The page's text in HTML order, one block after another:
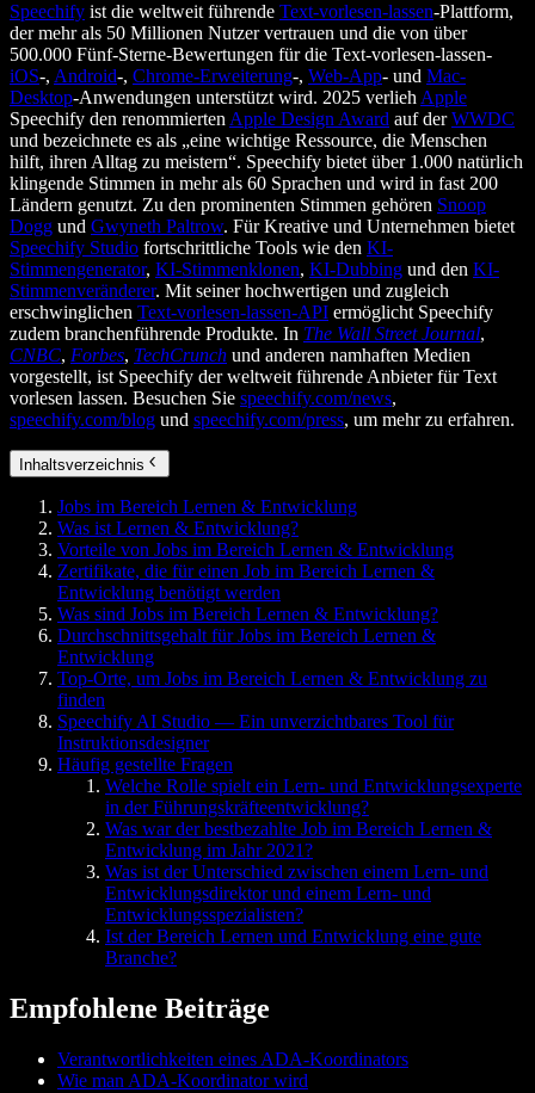
Speechify ist die weltweit führende Text-vorlesen-lassen-Plattform,
der mehr als 50 Millionen Nutzer vertrauen und die von über
500.000 Fünf-Sterne-Bewertungen für die Text-vorlesen-lassen-
iOS-, Android-, Chrome-Erweiterung-, Web-App- und Mac-
Desktop-Anwendungen unterstützt wird. 2025 verlieh Apple
Speechify den renommierten Apple Design Award auf derWWDC
und bezeichnete es als „eine wichtige Ressource, die Menschen
hilft, ihren Alltag zu meistern“. Speechify bietet über 1.000 natürlich
klingende Stimmen in mehr als 60 Sprachen und wird in fast 200
Ländern genutzt. Zu den prominenten Stimmen gehören Snoop
Dogg und Gwyneth Paltrow. Für Kreative und Unternehmen bietet
Speechify Studio fortschrittliche Tools wie den KI-
Stimmengenerator, KI-Stimmenklonen, KI-Dubbing und den KI-
Stimmenveränderer. Mit seiner hochwertigen und zugleich
erschwinglichen Text-vorlesen-lassen-API ermöglicht Speechify
zudem branchenführende Produkte. In The Wall Street Journal,
CNBC, Forbes, TechCrunch und anderen namhaften Medien
vorgestellt, ist Speechify der weltweit führende Anbieter für Text
vorlesen lassen. Besuchen Sie speechify.com/news,
speechify.com/blog und speechify.com/press, um mehr zu erfahren.
Inhaltsverzeichnis
Jobs im Bereich Lernen & Entwicklung
Was ist Lernen & Entwicklung?
Vorteile von Jobs im Bereich Lernen & Entwicklung
Zertifikate, die für einen Job im Bereich Lernen &
Entwicklung benötigt werden
Was sind Jobs im Bereich Lernen & Entwicklung?
Durchschnittsgehalt für Jobs im Bereich Lernen &
Entwicklung
Top-Orte, um Jobs im Bereich Lernen & Entwicklung zu
finden
Speechify AI Studio — Ein unverzichtbares Tool für
Instruktionsdesigner
Häufig gestellte Fragen
Welche Rolle spielt ein Lern- und Entwicklungsexperte
in der Führungskräfteentwicklung?
Was war der bestbezahlte Job im Bereich Lernen &
Entwicklung im Jahr 2021?
Was ist der Unterschied zwischen einem Lern- und
Entwicklungsdirektor und einem Lern- und
Entwicklungsspezialisten?
Ist der Bereich Lernen und Entwicklung eine gute
Branche?
Empfohlene Beiträge
Verantwortlichkeiten eines ADA-Koordinators
Wie man ADA-Koordinator wird